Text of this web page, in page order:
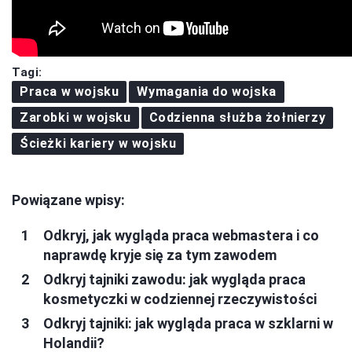
Tagi:
Praca w wojsku
Wymagania do wojska
Zarobki w wojsku
Codzienna służba żołnierzy
Ścieżki kariery w wojsku
Powiązane wpisy:
Odkryj, jak wygląda praca webmastera i co
naprawdę kryje się za tym zawodem
Odkryj tajniki zawodu: jak wygląda praca
kosmetyczki w codziennej rzeczywistości
Odkryj tajniki: jak wygląda praca w szklarni w
Holandii?